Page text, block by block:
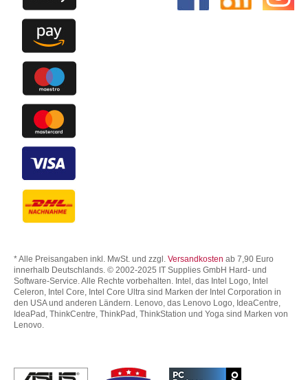
* Alle Preisangaben inkl. MwSt. und zzgl. Versandkosten ab 7,90 Euro
innerhalb Deutschlands. © 2002-2025 IT Supplies GmbH Hard- und
Software-Service. Alle Rechte vorbehalten. Intel, das Intel Logo, Intel
Celeron, Intel Core, Intel Core Ultra sind Marken der Intel Corporation in
den USA und anderen Ländern. Lenovo, das Lenovo Logo, IdeaCentre,
IdeaPad, ThinkCentre, ThinkPad, ThinkStation und Yoga sind Marken von
Lenovo.